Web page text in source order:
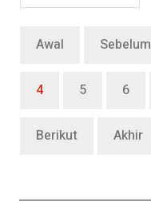
Awal Sebelum
4 5 6
Berikut Akhir